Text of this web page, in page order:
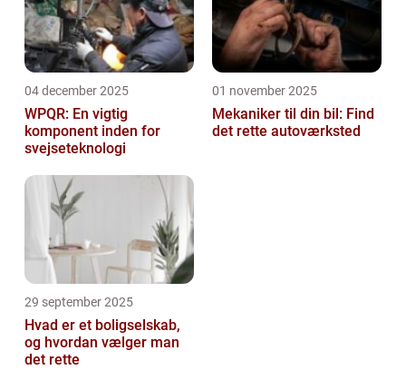
04 december 2025
WPQR: En vigtig
komponent inden for
svejseteknologi
01 november 2025
Mekaniker til din bil: Find
det rette autoværksted
29 september 2025
Hvad er et boligselskab,
og hvordan vælger man
det rette